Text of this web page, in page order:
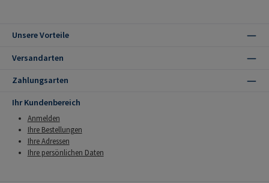
Unsere Vorteile
Versandarten
Zahlungsarten
Ihr Kundenbereich
Anmelden
Ihre Bestellungen
Ihre Adressen
Ihre persönlichen Daten